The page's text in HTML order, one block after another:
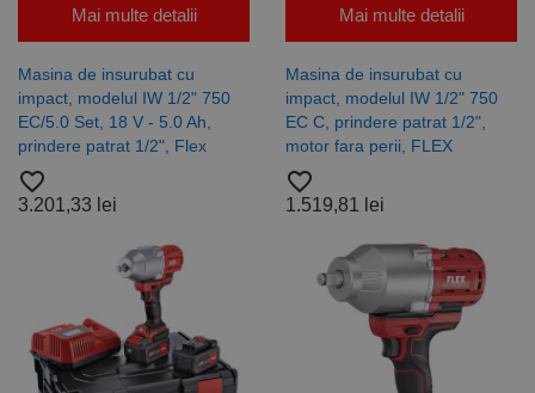
Mai multe detalii
Masina de insurubat cu
impact, modelul IW 1/2" 750
EC/5.0 Set, 18 V - 5.0 Ah,
prindere patrat 1/2", Flex
favorite_border
3.201,33 lei
Mai multe detalii
Masina de insurubat cu
impact, modelul IW 1/2" 750
EC C, prindere patrat 1/2",
motor fara perii, FLEX
favorite_border
1.519,81 lei
_ga_DLLLWQBGGX
2 ani
Acest cookie
este folosit
Analytics
pentru a
persista
starea
sesiunii.